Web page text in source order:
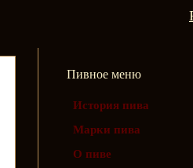
Пивное меню
История пива
Марки пива
О пиве